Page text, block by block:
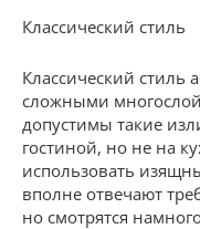
Классический стиль
Классический стиль
сложными
допустимы такие
гостиной, но не на
использовать
вполне отвечают
но смотрятся